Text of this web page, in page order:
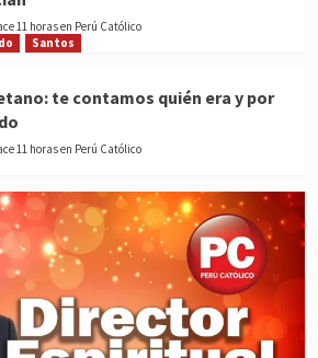
11 horas en Perú Católico
Santos
te contamos quién era y por
11 horas en Perú Católico